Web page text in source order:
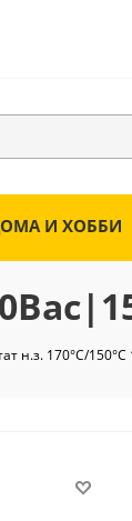
И ХОББИ
н.з. 170°С/